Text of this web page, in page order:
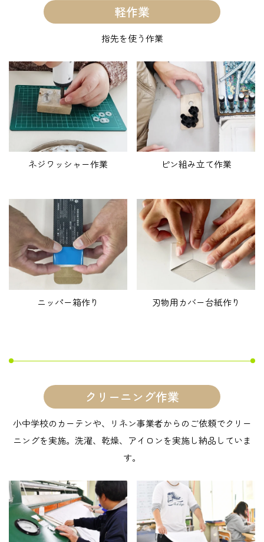
軽作業
指先を使う作業
ネジワッシャー作業 ピン組み立て作業
ニッパー箱作り 刃物用カバー台紙作り
クリーニング作業
小中学校のカーテンや、リネン事業者からのご依頼でクリー
ニングを実施。洗濯、乾燥、アイロンを実施し納品していま
す。